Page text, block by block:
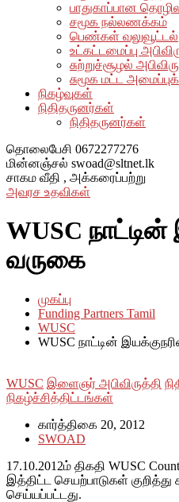
பாதுகாப்பான
சமூக நல்லணக்கம்
பெண்கள் வலுவூட்டல்
உட்கட்டமைப்பு
சுற்றுச்சூழல்
சுமூக மட்ட
நிகழ்வுகள்
நிதிதருனர்கள்
நிதிதருனர்கள்
தொலைபேசி 0672277276
மின்னஞ்சல் swoad@sltnet.lk
சாகம வீதி , அக்கரைப்பற்று
அவரச உதவிகள்
WUSC
வருகை
முகப்பு
Funding Partners Tamil
WUSC
WUSC நாட்டின்
WUSC இளைஞர் அபிவிருத்தி
நிகழ்ச்சித்திட்டங்கள்
கார்த்திகை 20, 2012
SWOAD
17.10.2012ம் திகதி WUSC
இத்திட்ட செயற்பாடுகள் குறித்து
செய்யப்பட்டது.